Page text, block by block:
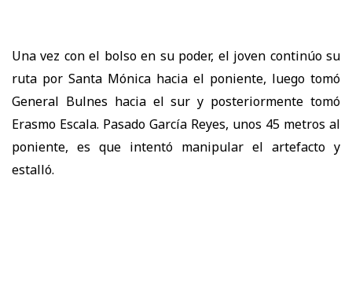
Una vez con el bolso en su poder, el joven continúo su
ruta por Santa Mónica hacia el poniente, luego tomó
General Bulnes hacia el sur y posteriormente tomó
Erasmo Escala. Pasado García Reyes, unos 45 metros al
poniente, es que intentó manipular el artefacto y
estalló.